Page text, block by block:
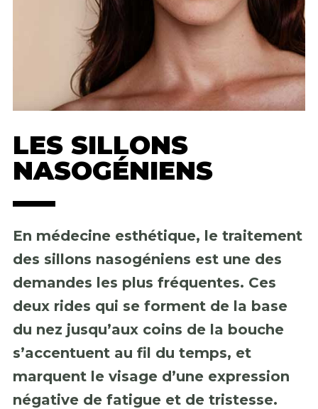
LES SILLONS
NASOGÉNIENS
En médecine esthétique, le traitement
des sillons nasogéniens est une des
demandes les plus fréquentes. Ces
deux rides qui se forment de la base
du nez jusqu’aux coins de la bouche
s’accentuent au fil du temps, et
marquent le visage d’une expression
négative de fatigue et de tristesse.